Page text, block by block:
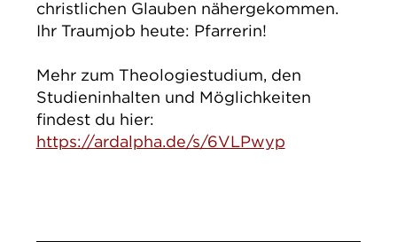
christlichen Glauben nähergekommen.
Ihr Traumjob heute: Pfarrerin!
Mehr zum Theologiestudium, den
Studieninhalten und Möglichkeiten
findest du hier:
https://ardalpha.de/s/6VLPwyp